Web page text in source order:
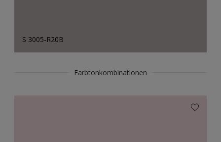
S 3005-R20B
Farbtonkombinationen